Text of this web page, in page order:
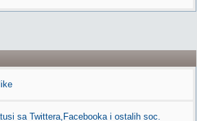
sa Twittera,Facebooka i ostalih soc.